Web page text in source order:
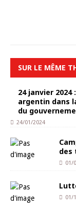
SUR LE MÊME
24 janvier
argentin dans
du
24/01/2024
des
01/
01/